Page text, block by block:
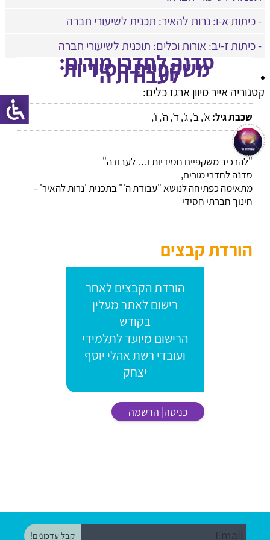
- כיתות א-ו: נרות להאיר: תכנית לשיעורי חברה
- כיתות ז-יב: אורות וכלים: תוכנית לשיעורי חברה
קטגוריה אייר סיוון ארגז כלים:
סדנה לחדרי מורים:
משקפיים חסידיות
לעבודת ה'
שכבת גיל: א', ב', ג', ד', ה', ו',
"להרכיב משקפיים חסידיות ו… לעבודה"
סדנה לחדרי מורים,
מתאימה כפתיחה לנושא "עבודת ה'" בתכנית 'נרות להאיר' –
חינוך חברתי חסידי
הורדת קבצים
הורדת הקבצים לאחר
רישום לאתר מעלין
בקודש
הרישום מיועד לתלמידי
ועובדי רשת אהלי יוסף
יצחק
כניסה| הרשמה